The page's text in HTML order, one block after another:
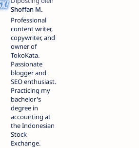
Professional
content writer,
copywriter, and
owner of
TokoKata.
Passionate
blogger and
SEO enthusiast.
Practicing my
bachelor's
degree in
accounting at
the Indonesian
Stock
Exchange.